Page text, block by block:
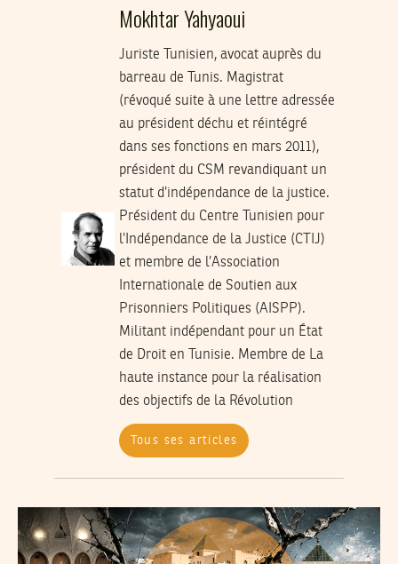
Mokhtar Yahyaoui
Juriste Tunisien, avocat auprès du
barreau de Tunis. Magistrat
(révoqué suite à une lettre adressée
au président déchu et réintégré
dans ses fonctions en mars 2011),
président du CSM revandiquant un
statut d’indépendance de la justice.
Président du Centre Tunisien pour
l’Indépendance de la Justice (CTIJ)
et membre de l’Association
Internationale de Soutien aux
Prisonniers Politiques (AISPP).
Militant indépendant pour un État
de Droit en Tunisie. Membre de La
haute instance pour la réalisation
des objectifs de la Révolution
Tous ses articles